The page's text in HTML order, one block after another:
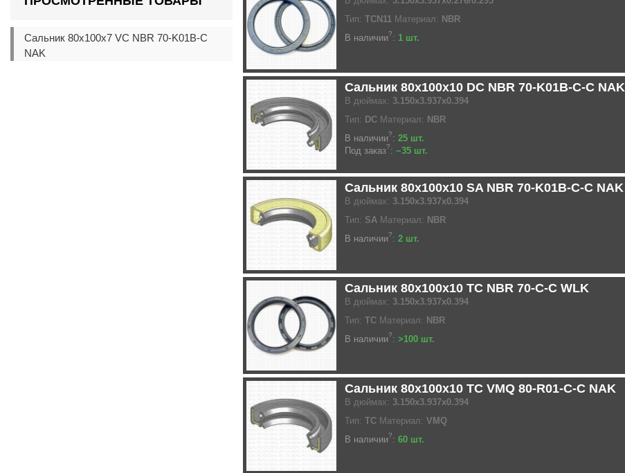
Сальник 80x100x7 VC NBR 70-K01B-C
NAK
Тип: TCN11 Материал: NBR
В наличии?: 1 шт.
Сальник 80x100x10 DC NBR 70-K01B-C-C NAK
В дюймах: 3.150x3.937x0.394
Тип: DC Материал: NBR
В наличии?: 25 шт.
Под заказ?: ~35 шт.
Сальник 80x100x10 SA NBR 70-K01B-C-C NAK
В дюймах: 3.150x3.937x0.394
Тип: SA Материал: NBR
В наличии?: 2 шт.
Сальник 80x100x10 TC NBR 70-C-C WLK
В дюймах: 3.150x3.937x0.394
Тип: TC Материал: NBR
В наличии?: >100 шт.
Сальник 80x100x10 TC VMQ 80-R01-C-C NAK
В дюймах: 3.150x3.937x0.394
Тип: TC Материал: VMQ
В наличии?: 60 шт.